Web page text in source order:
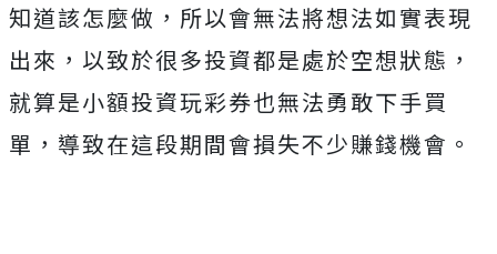
知道該怎麼做，所以會無法將想法如實表現
出來，以致於很多投資都是處於空想狀態，
就算是小額投資玩彩券也無法勇敢下手買
單，導致在這段期間會損失不少賺錢機會。